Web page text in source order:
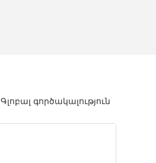
Գլոբալ գործակալություն